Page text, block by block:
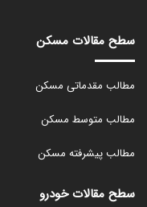
سطح مقالات مسکن
مطالب مقدماتی مسکن
مطالب متوسط مسکن
مطالب پیشرفته مسکن
سطح مقالات خودرو